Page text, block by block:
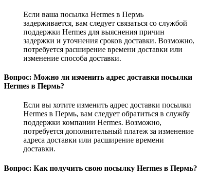
Если ваша посылка Hermes в Пермь
задерживается, вам следует связаться со службой
поддержки Hermes для выяснения причин
задержки и уточнения сроков доставки. Возможно,
потребуется расширение времени доставки или
изменение способа доставки.
Вопрос: Можно ли изменить адрес доставки посылки
Hermes в Пермь?
Если вы хотите изменить адрес доставки посылки
Hermes в Пермь, вам следует обратиться в службу
поддержки компании Hermes. Возможно,
потребуется дополнительный платеж за изменение
адреса доставки или расширение времени
доставки.
Вопрос: Как получить свою посылку Hermes в Пермь?